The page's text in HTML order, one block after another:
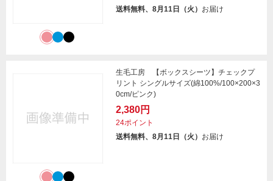
送料無料、8月11日（火） お届け
生毛工房 【ボックスシーツ】チェックプ
リント シングルサイズ(綿100%/100×200×3
0cm/ピンク)
2,380円
24ポイント
送料無料、8月11日（火） お届け